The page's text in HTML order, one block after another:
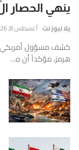
ينهي الحصار
يلا نيوز نت أغسطس 8, 2026
كشف مسؤول أمريكي
هرمز، مؤكداً أن ه...